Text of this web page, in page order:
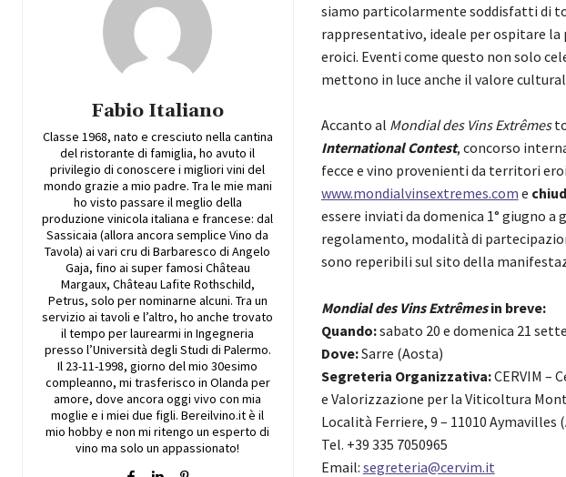
Fabio Italiano
Classe 1968, nato e cresciuto nella cantina
del ristorante di famiglia, ho avuto il
privilegio di conoscere i migliori vini del
mondo grazie a mio padre. Tra le mie mani
ho visto passare il meglio della
produzione vinicola italiana e francese: dal
Sassicaia (allora ancora semplice Vino da
Tavola) ai vari cru di Barbaresco di Angelo
Gaja, fino ai super famosi Château
Margaux, Château Lafite Rothschild,
Petrus, solo per nominarne alcuni. Tra un
servizio ai tavoli e l’altro, ho anche trovato
il tempo per laurearmi in Ingegneria
presso l’Università degli Studi di Palermo.
Il 23-11-1998, giorno del mio 30esimo
compleanno, mi trasferisco in Olanda per
amore, dove ancora oggi vivo con mia
moglie e i miei due figli. Bereilvino.it è il
mio hobby e non mi ritengo un esperto di
vino ma solo un appassionato!
siamo particolarmente soddisfatti di
rappresentativo, ideale per ospitare
eroici. Eventi come questo non solo
mettono in luce anche il valore
​Accanto al Mondial des Vins Extrêmes
International Contest, concorso
fecce e vino provenienti da territori
www.mondialvinsextremes.com e
essere inviati da domenica 1° giugno
regolamento, modalità di
sono reperibili sul sito della
Mondial des Vins Extrêmesin breve:
​Quando:sabato 20 e domenica 21
Dove:Sarre (Aosta)
Segreteria Organizzativa:CERVIM –
e Valorizzazione per la Viticoltura
​Località Ferriere, 9 – 11010 Aymavilles
​Tel. +39 335 7050965
​Email: segreteria@cervim.it